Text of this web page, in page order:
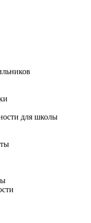
для школы